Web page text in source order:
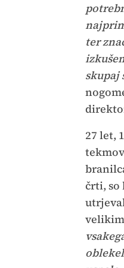
ter
skupaj
27 let,
črti, so